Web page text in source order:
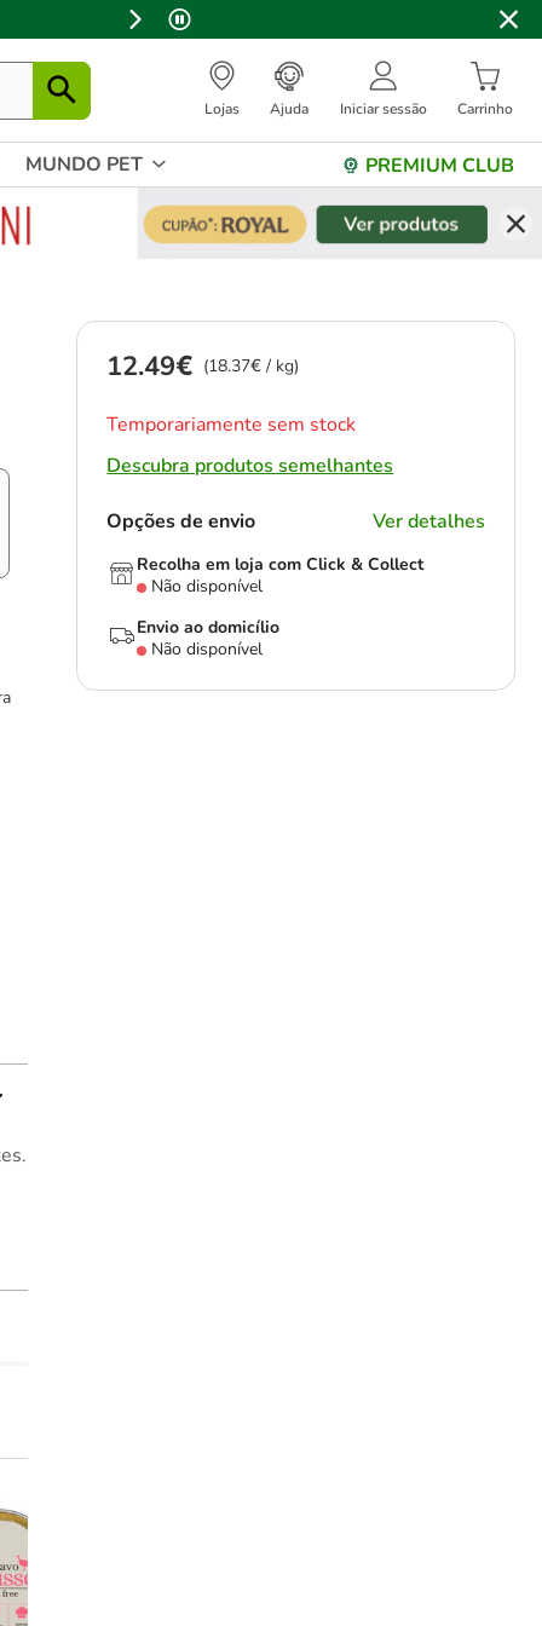
Lojas Ajuda Iniciar sessão Carrinho
MUNDO PET PREMIUM CLUB
Preço 12.49€, 18.37 EUR por kg
12.49€ (18.37€ / kg)
Temporariamente sem stock
Descubra produtos semelhantes
Opções de envio Ver detalhes
Recolha em loja com Click & Collect
Não disponível
Envio ao domicílio
Não disponível